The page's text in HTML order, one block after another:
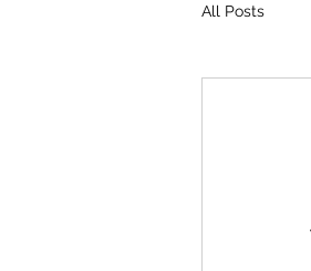
All Posts